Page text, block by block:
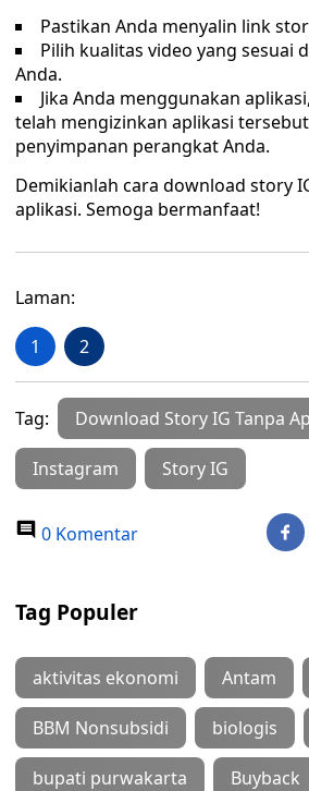
Pastikan Anda menyalin link
Pilih kualitas video yang sesuai
Anda.
Jika Anda menggunakan
telah mengizinkan aplikasi
penyimpanan perangkat Anda.
Demikianlah cara download story
aplikasi. Semoga bermanfaat!
Laman:
1 2
Tag: Download Story IG Tanpa
Instagram Story IG
0 Komentar
Tag Populer
aktivitas ekonomi Antam
BBM Nonsubsidi biologis
bupati purwakarta Buyback